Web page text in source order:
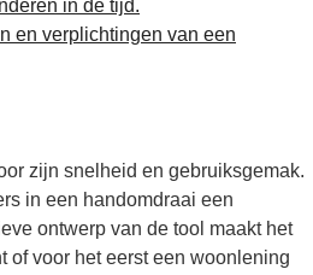
in de tijd.
en verplichtingen van een
zijn snelheid en gebruiksgemak.
in een handomdraai een
ontwerp van de tool maakt het
of voor het eerst een woonlening